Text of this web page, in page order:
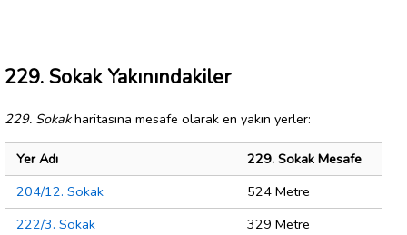
229. Sokak Yakınındakiler
229. Sokakharitasına mesafe olarak en yakın yerler:
Yer Adı
229. Sokak Mesafe
204/12. Sokak
524 Metre
222/3. Sokak
329 Metre